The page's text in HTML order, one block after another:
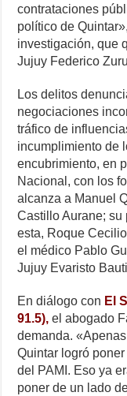
contrataciones
político de
investigación, que
Jujuy Federico
Los delitos
negociaciones
tráfico de
incumplimiento de
encubrimiento, en
Nacional, con los
alcanza a Manuel
Castillo Aurane; su
esta, Roque
el médico Pablo
Jujuy Evaristo
En diálogo con El
91.5), el abogado
demanda.
Quintar logró
del PAMI. Eso ya
poner de un lado